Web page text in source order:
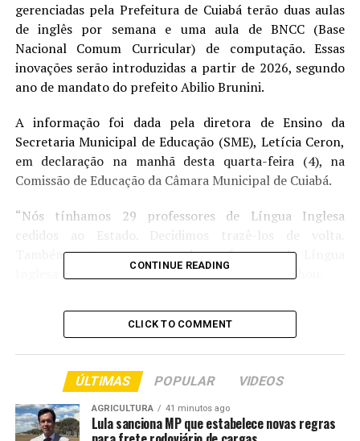
gerenciadas pela Prefeitura de Cuiabá terão duas aulas
de inglês por semana e uma aula de BNCC (Base
Nacional Comum Curricular) de computação. Essas
inovações serão introduzidas a partir de 2026, segundo
ano de mandato do prefeito Abilio Brunini.
A informação foi dada pela diretora de Ensino da
Secretaria Municipal de Educação (SME), Letícia Ceron,
em declaração na manhã desta quarta-feira (4), na
Comissão de Educação da Câmara Municipal de Cuiabá.
“Nós tínhamos 29 professores de Língua Inglesa
cedidos ao Estado. Decidimos trazê-los de volta.
Também estamos convocando professores de Língua
Inglesa aprovados em processos seletivos”, detalhou.
A diretora de Ensino, Letícia Ceron, também explicou
aos parlamentares que a gestão do prefeito Abilio
Aluno com Deficiência) para acompanhar diariamente as
crianças neurodivergentes.
Além disso, ressaltou o compromisso do secretário
CONTINUE READING
CLICK TO COMMENT
ÚLTIMAS POPULAR VIDEOS
AGRICULTURA 41 minutos ago
Lula sanciona MP que estabelece novas regras